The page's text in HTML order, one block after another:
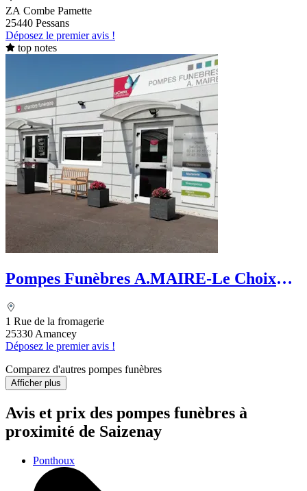
ZA Combe Pamette
25440 Pessans
Déposez le premier avis !
top notes
Pompes Funèbres A.MAIRE-Le Choix
1 Rue de la fromagerie
25330 Amancey
Déposez le premier avis !
Comparez d'autres pompes funèbres
Afficher plus
Avis et prix des pompes funèbres à
proximité de Saizenay
Ponthoux